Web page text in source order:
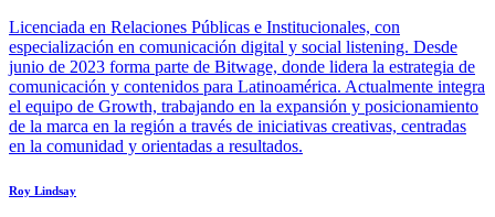
Licenciada en Relaciones Públicas e Institucionales, con
especialización en comunicación digital y social listening. Desde
junio de 2023 forma parte de Bitwage, donde lidera la estrategia de
comunicación y contenidos para Latinoamérica. Actualmente integra
el equipo de Growth, trabajando en la expansión y posicionamiento
de la marca en la región a través de iniciativas creativas, centradas
en la comunidad y orientadas a resultados.
Roy Lindsay